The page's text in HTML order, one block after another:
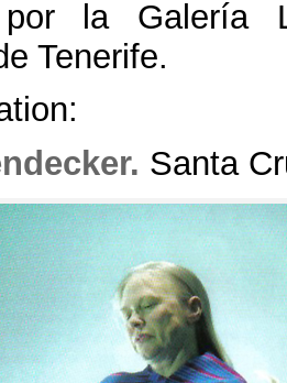
la Galería
Tenerife.
. Santa